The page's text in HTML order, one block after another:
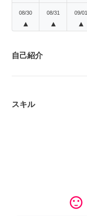
08/30
▲
08/31
▲
09/01
▲
自己紹介
スキル
sentiment_satisfied